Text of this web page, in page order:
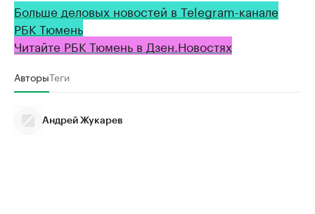
Больше деловых новостей в Telegram-канале
РБК Тюмень
Читайте РБК Тюмень в Дзен.Новостях
АвторыТеги
Андрей Жукарев